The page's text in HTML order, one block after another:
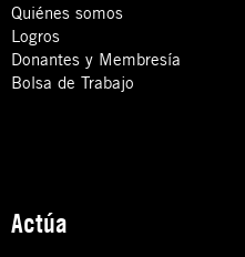
Quiénes somos
Logros
Donantes y Membresía
Bolsa de Trabajo
Actúa